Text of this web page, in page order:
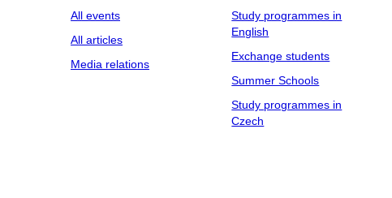
All events
All articles
Media relations
Study programmes in
English
Exchange students
Summer Schools
Study programmes in
Czech